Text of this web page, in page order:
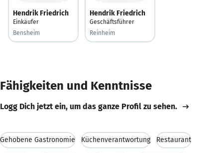
Hendrik Friedrich
Einkäufer
Bensheim
Hendrik Friedrich
Geschäftsführer
Reinheim
Fähigkeiten und Kenntnisse
Logg Dich jetzt ein, um das ganze Profil zu sehen.
Gehobene Gastronomie Küchenverantwortung Restaurant